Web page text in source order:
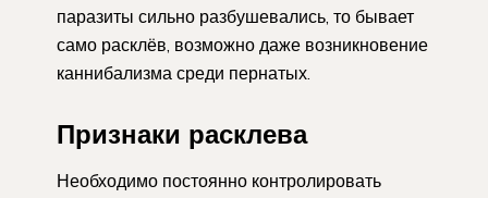
паразиты сильно разбушевались, то бывает
само расклёв, возможно даже возникновение
каннибализма среди пернатых.
Признаки расклева
Необходимо постоянно контролировать